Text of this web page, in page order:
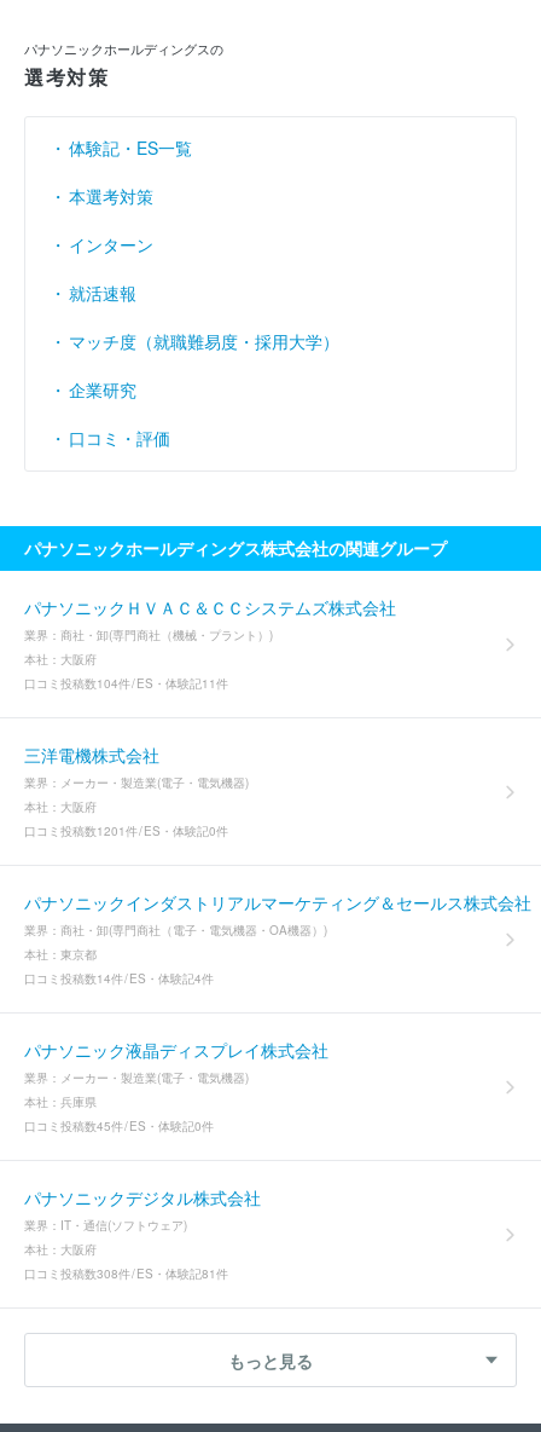
パナソニックホールディングスの
選考対策
体験記・ES一覧
本選考対策
インターン
就活速報
マッチ度（就職難易度・採用大学）
企業研究
口コミ・評価
パナソニックホールディングス株式会社の関連グループ
パナソニックＨＶＡＣ＆ＣＣシステムズ株式会社
業界： 商社・卸(専門商社（機械・プラント）)
本社： 大阪府
口コミ投稿数104件 ES・体験記11件
三洋電機株式会社
業界： メーカー・製造業(電子・電気機器)
本社： 大阪府
口コミ投稿数1201件 ES・体験記0件
パナソニックインダストリアルマーケティング＆セールス株式会社
業界： 商社・卸(専門商社（電子・電気機器・OA機器）)
本社： 東京都
口コミ投稿数14件 ES・体験記4件
パナソニック液晶ディスプレイ株式会社
業界： メーカー・製造業(電子・電気機器)
本社： 兵庫県
口コミ投稿数45件 ES・体験記0件
パナソニックデジタル株式会社
業界： IT・通信(ソフトウェア)
本社： 大阪府
口コミ投稿数308件 ES・体験記81件
もっと見る